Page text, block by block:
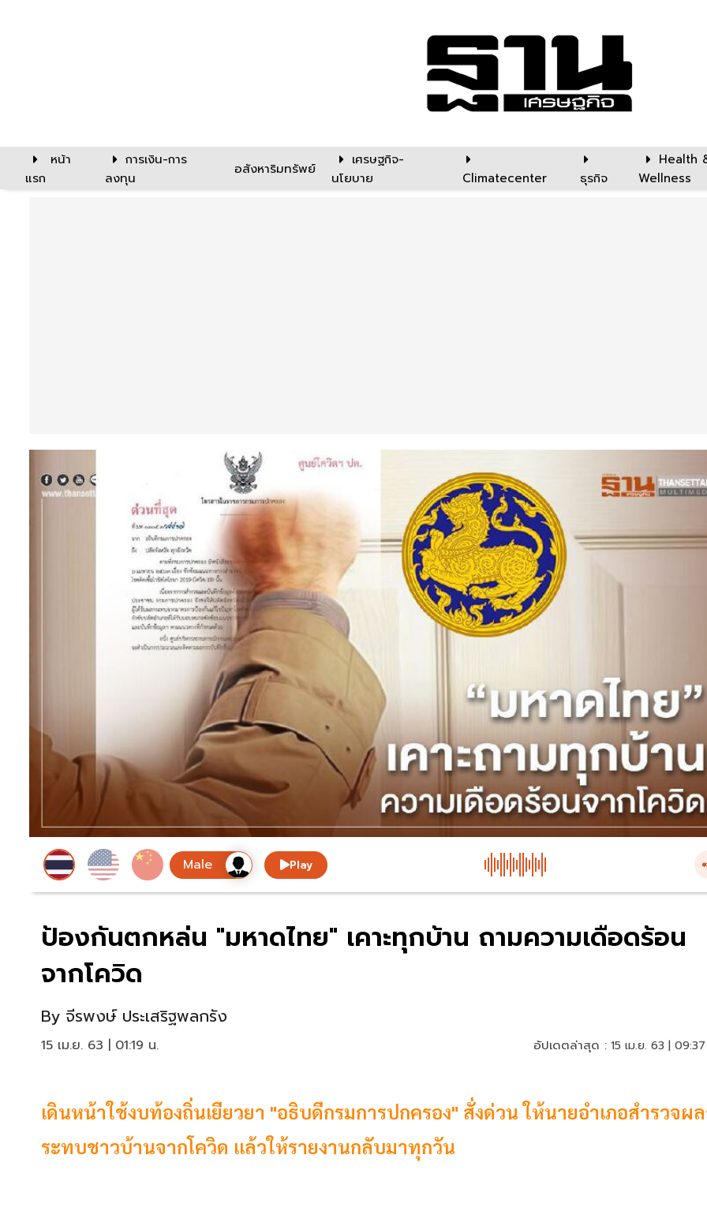
หน้า
แรก
การเงิน-การ
ลงทุน
อสังหาริมทรัพย์
เศรษฐกิจ-
นโยบาย
Climatecenter ธุรกิจ
Health
Wellness
Play
ป้องกันตกหล่น "มหาดไทย" เคาะทุกบ้าน ถามความเดือดร้อน
จากโควิด
By จีรพงษ์ ประเสริฐพลกรัง
15 เม.ย. 63 | 01:19 น. อัปเดตล่าสุด : 15 เม.ย. 63 |
เดินหน้าใช้งบท้องถิ่นเยียวยา "อธิบดีกรมการปกครอง" สั่งด่วน ให้นายอำเภอสำรวจผ
ระทบชาวบ้านจากโควิด แล้วให้รายงานกลับมาทุกวัน